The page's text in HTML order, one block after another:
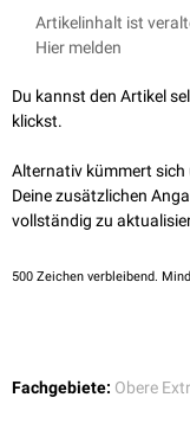
Die Arteriae
nach
Rami perforantes mit den
Artikelinhalt ist
Hier melden
Du kannst den Artikel
klickst.
Alternativ kümmert sich
Deine zusätzlichen
vollständig zu
500 Zeichen verbleibend.
Fachgebiete: Obere